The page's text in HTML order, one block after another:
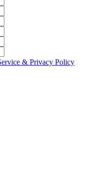
& Privacy Policy